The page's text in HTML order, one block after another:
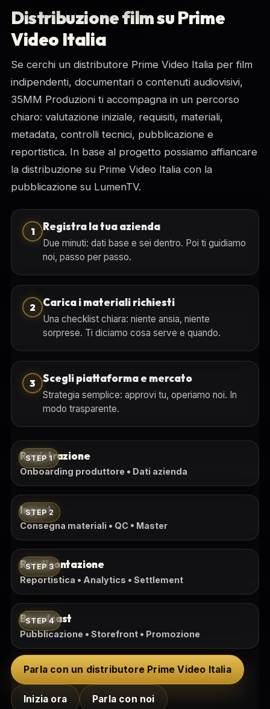
Distribuzione film su Prime
Video Italia
Se cerchi un distributore Prime Video Italia per film
indipendenti, documentari o contenuti audiovisivi,
35MM Produzioni ti accompagna in un percorso
chiaro: valutazione iniziale, requisiti, materiali,
metadata, controlli tecnici, pubblicazione e
reportistica. In base al progetto possiamo affiancare
la distribuzione su Prime Video Italia con la
pubblicazione su LumenTV.
1 Registra la tua azienda
Due minuti: dati base e sei dentro. Poi ti guidiamo
noi, passo per passo.
2 Carica i materiali richiesti
Una checklist chiara: niente ansia, niente
sorprese. Ti diciamo cosa serve e quando.
3 Scegli piattaforma e mercato
Strategia semplice: approvi tu, operiamo noi. In
modo trasparente.
STEP 1
Registrazione
Onboarding produttore • Dati azienda
STEP 2
Ingest
Consegna materiali • QC • Master
STEP 3
Rendicontazione
Reportistica • Analytics • Settlement
STEP 4
Broadcast
Pubblicazione • Storefront • Promozione
Parla con un distributore Prime Video Italia
Inizia ora Parla con noi